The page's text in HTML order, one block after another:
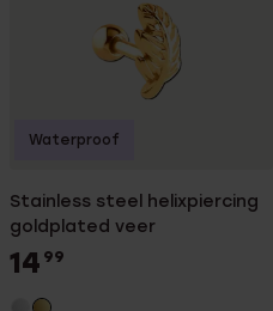
Stainless steel helixpiercing
goldplated veer
14 99
Waterproof